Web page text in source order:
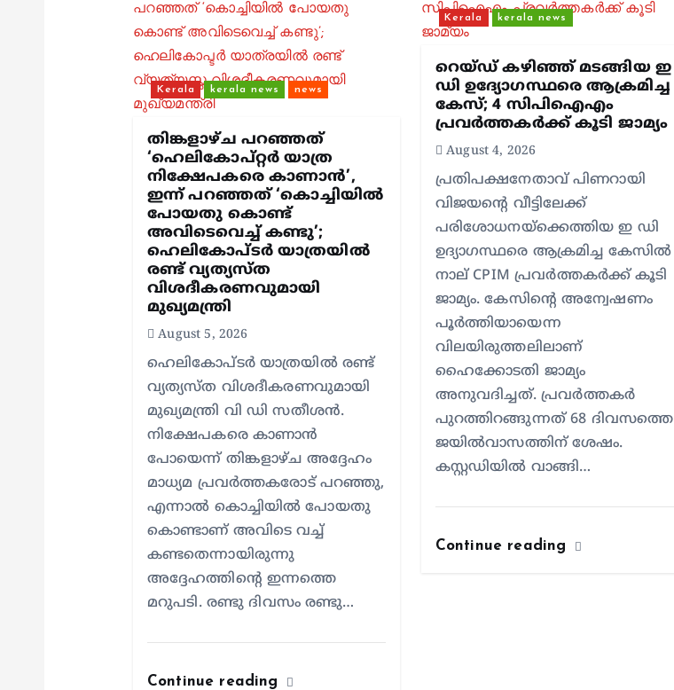
Kerala kerala news news
തിങ്കളാഴ്ച പറഞ്ഞത്
‘ഹെലികോപ്റ്റർ യാത്ര
നിക്ഷേപകരെ കാണാൻ’,
ഇന്ന് പറഞ്ഞത് ‘കൊച്ചിയിൽ
പോയതു കൊണ്ട്
അവിടെവെച്ച് കണ്ടു’;
ഹെലികോപ്ടർ യാത്രയിൽ
രണ്ട് വ്യത്യസ്ത
വിശദീകരണവുമായി
മുഖ്യമന്ത്രി
August 5, 2026
ഹെലികോപ്ടർ യാത്രയിൽ രണ്ട്
വ്യത്യസ്ത വിശദീകരണവുമായി
മുഖ്യമന്ത്രി വി ഡി സതീശൻ.
നിക്ഷേപകരെ കാണാൻ
പോയെന്ന് തിങ്കളാഴ്ച അദ്ദേഹം
മാധ്യമ പ്രവർത്തകരോട് പറഞ്ഞു,
എന്നാൽ കൊച്ചിയിൽ പോയതു
കൊണ്ടാണ് അവിടെ വച്ച്
കണ്ടതെന്നായിരുന്നു
അദ്ദേഹത്തിന്റെ ഇന്നത്തെ
മറുപടി. രണ്ടു ദിവസം രണ്ടു…
Continue reading
Kerala kerala news
റെയ്ഡ് കഴിഞ്ഞ് മടങ്ങിയ ഇ
ഡി ഉദ്യോഗസ്ഥരെ ആക്രമിച്ച
കേസ്; 4 സിപിഐഎം
പ്രവർത്തകർക്ക് കൂടി ജാമ്യം
August 4, 2026
പ്രതിപക്ഷനേതാവ് പിണറായി
വിജയന്റെ വീട്ടിലേക്ക്
പരിശോധനയ്ക്കെത്തിയ ഇ ഡി
ഉദ്യാഗസ്ഥരെ ആക്രമിച്ച കേസിൽ
നാല് CPIM പ്രവർത്തകർക്ക് കൂടി
ജാമ്യം. കേസിന്റെ അന്വേഷണം
പൂർത്തിയായെന്ന
വിലയിരുത്തലിലാണ്
ഹൈക്കോടതി ജാമ്യം
അനുവദിച്ചത്. പ്രവർത്തകർ
പുറത്തിറങ്ങുന്നത് 68 ദിവസത്തെ
ജയിൽവാസത്തിന് ശേഷം.
കസ്റ്റഡിയില്‍ വാങ്ങി…
Continue reading